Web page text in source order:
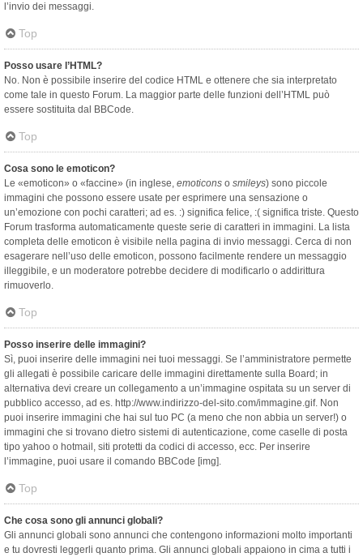
l’invio dei messaggi.
Top
Posso usare l’HTML?
No. Non è possibile inserire del codice HTML e ottenere che sia interpretato
come tale in questo Forum. La maggior parte delle funzioni dell’HTML può
essere sostituita dal BBCode.
Top
Cosa sono le emoticon?
Le «emoticon» o «faccine» (in inglese, emoticons o smileys) sono piccole
immagini che possono essere usate per esprimere una sensazione o
un’emozione con pochi caratteri; ad es. :) significa felice, :( significa triste. Questo
Forum trasforma automaticamente queste serie di caratteri in immagini. La lista
completa delle emoticon è visibile nella pagina di invio messaggi. Cerca di non
esagerare nell’uso delle emoticon, possono facilmente rendere un messaggio
illeggibile, e un moderatore potrebbe decidere di modificarlo o addirittura
rimuoverlo.
Top
Posso inserire delle immagini?
Sì, puoi inserire delle immagini nei tuoi messaggi. Se l’amministratore permette
gli allegati è possibile caricare delle immagini direttamente sulla Board; in
alternativa devi creare un collegamento a un’immagine ospitata su un server di
pubblico accesso, ad es. http://www.indirizzo-del-sito.com/immagine.gif. Non
puoi inserire immagini che hai sul tuo PC (a meno che non abbia un server!) o
immagini che si trovano dietro sistemi di autenticazione, come caselle di posta
tipo yahoo o hotmail, siti protetti da codici di accesso, ecc. Per inserire
l’immagine, puoi usare il comando BBCode [img].
Top
Che cosa sono gli annunci globali?
Gli annunci globali sono annunci che contengono informazioni molto importanti
e tu dovresti leggerli quanto prima. Gli annunci globali appaiono in cima a tutti i